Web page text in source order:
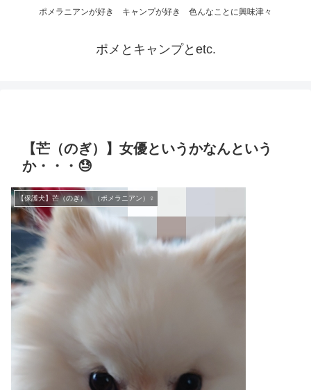
ポメラニアンが好き キャンプが好き 色んなことに興味津々
ポメとキャンプとetc.
【芒（のぎ）】女優というかなんという
か・・・😓
【保護犬】芒（のぎ） （ポメラニアン）♀